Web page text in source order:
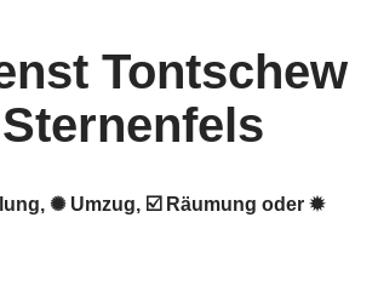
✺ Umzug, ☑️ Räumung oder ✹